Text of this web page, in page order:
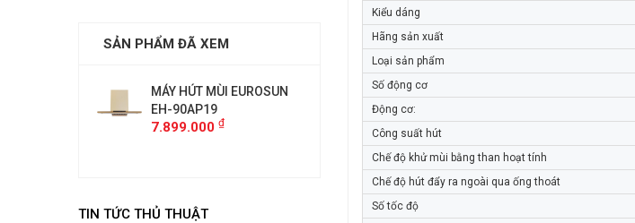
Kiểu dáng
Hãng sản xuất
Loại sản phẩm
Số động cơ
Động cơ:
Công suất hút
Chế độ khử mùi bằng than hoạt tính
Chế độ hút đẩy ra ngoài qua ống thoát
Số tốc độ
SẢN PHẨM ĐÃ XEM
MÁY HÚT MÙI EUROSUN
EH-90AP19
7.899.000 ₫
MÁY HÚT MÙI EUROSUN
EH-90AP19
7.899.000₫ 7.899.000₫
TIN TỨC THỦ THUẬT